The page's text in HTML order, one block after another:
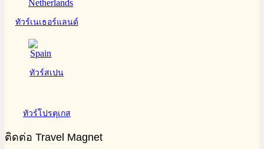
ทัวร์เนเธอร์แลนด์
ทัวร์สเปน
ทัวร์โปรตุเกส
ติดต่อ Travel Magnet